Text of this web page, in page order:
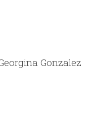
Gonzalez